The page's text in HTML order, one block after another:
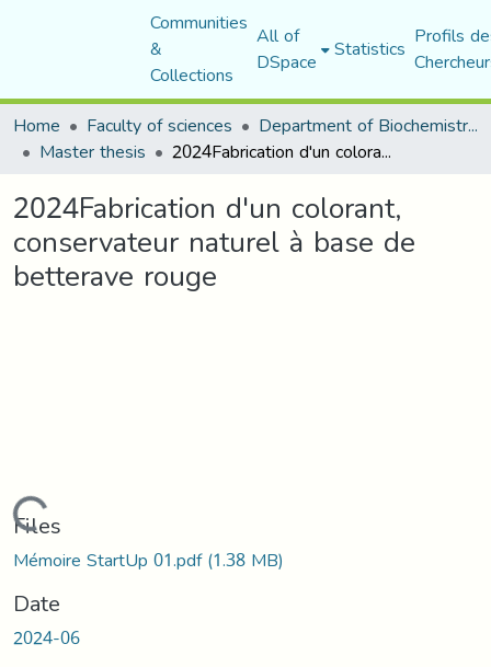
Communities
&
Collections
All of
DSpace Statistics Profils
Home
Faculty of sciences Department of Biochemistry and Microbiology
Master thesis 2024Fabrication d'un colorant, conservateur naturel à base de betterave rouge
2024Fabrication d'un colorant,
conservateur naturel à base de
betterave rouge
Loading...
Files
Mémoire StartUp 01.pdf(1.38 MB)
Date
2024-06